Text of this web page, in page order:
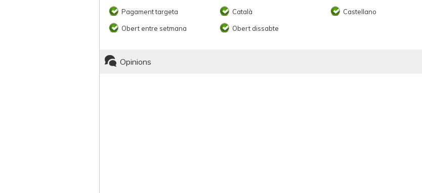
Pagament targeta Català Castellano
Obert entre setmana Obert dissabte
Opinions